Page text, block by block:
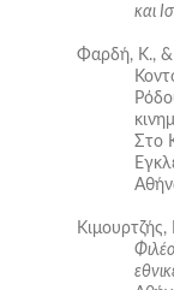
και
Φαρδή, Κ., &
Στο